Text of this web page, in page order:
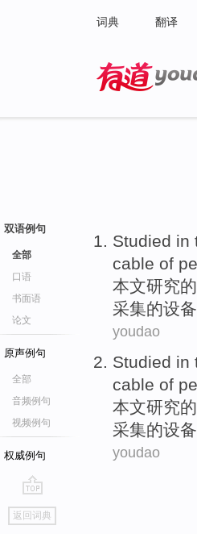
词典 翻译
双语例句
全部
口语
书面语
论文
原声例句
全部
音频例句
视频例句
权威例句
go
top
返回词典
Studied in
cable of
本文研究的
采集的设备
youdao
Studied in
cable of
本文研究的
采集的设备
youdao